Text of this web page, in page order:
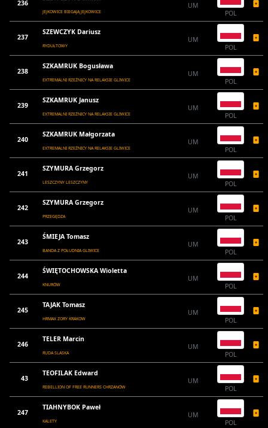
236
JEJKOWICE BIEGAJĄ JEJKOWICE
UM
POL
237
SZEWCZYK Dariusz
RYDUŁTOWY
UM
POL
238
SZKAMRUK Bogusława
EXTREMALNI RZEŹNICY NA RELAKSIE GLIWICE
UM
POL
239
SZKAMRUK Janusz
EXTREMALNI RZEŹNICY NA RELAKSIE GLIWICE
UM
POL
240
SZKAMRUK Małgorzata
EXTREMALNI RZEŹNICY NA RELAKSIE GLIWICE
UM
POL
241
SZYMURA Grzegorz
LESZCZYNY LESZCZYNY
UM
POL
242
SZYMURA Grzegorz
PRZEGĘDZA
UM
POL
243
ŚMIEJA Tomasz
BANDA Z POŁUDNIA GLIWICE
UM
POL
244
ŚWIĘTOCHOWSKA Wioletta
KNURÓW
UM
POL
245
TAJAK Tomasz
HRMAX ZORY KRAKOW
UM
POL
246
TELER Marcin
RUDA SLASKA
UM
POL
43
TEOFILAK Edward
REBELLION OF FREE RUNNERS CHRZANÓW
UM
POL
247
TIAHNYBOK Paweł
KALETY
UM
POL